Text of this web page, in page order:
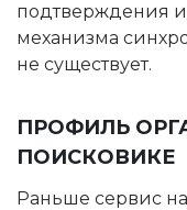
подтверждения
механизма
не существует.
ПРОФИЛЬ
ПОИСКОВИКЕ
Раньше сервис